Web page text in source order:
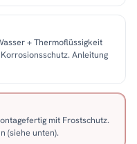
+ Thermoflüssigkeit
Anleitung
mit Frostschutz.
(siehe unten).